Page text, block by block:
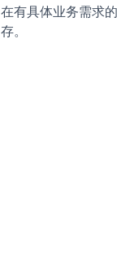
在有具体业务需求
存。